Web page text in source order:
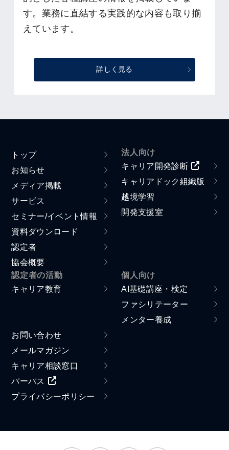
す。業務に直結する実践的な内容も取り揃
えています。
詳しく見る
トップ
お知らせ
メディア掲載
サービス
セミナー/イベント情報
資料ダウンロード
認定者
協会概要
法人向け
キャリア開発診断
キャリアドック組織版
越境学習
開発支援室
認定者の活動
キャリア教育
個人向け
AI基礎講座・検定
ファシリテーター
メンター養成
お問い合わせ
メールマガジン
キャリア相談窓口
パーパス
プライバシーポリシー